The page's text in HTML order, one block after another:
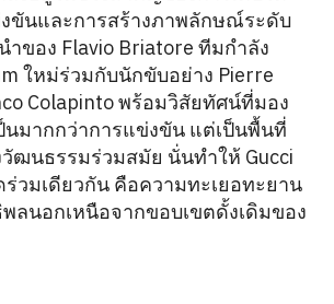
ขันและการสร้างภาพลักษณ์ระดับ
ำของ Flavio Briatore ทีมกำลัง
ใหม่ร่วมกับนักขับอย่าง Pierre
Colapinto พร้อมวิสัยทัศน์ที่มอง
นมากกว่าการแข่งขัน แต่เป็นพื้นที่
ฒนธรรมร่วมสมัย นั่นทำให้ Gucci
วมเดียวกัน คือความทะเยอทะยาน
ลนอกเหนือจากขอบเขตดั้งเดิมของ